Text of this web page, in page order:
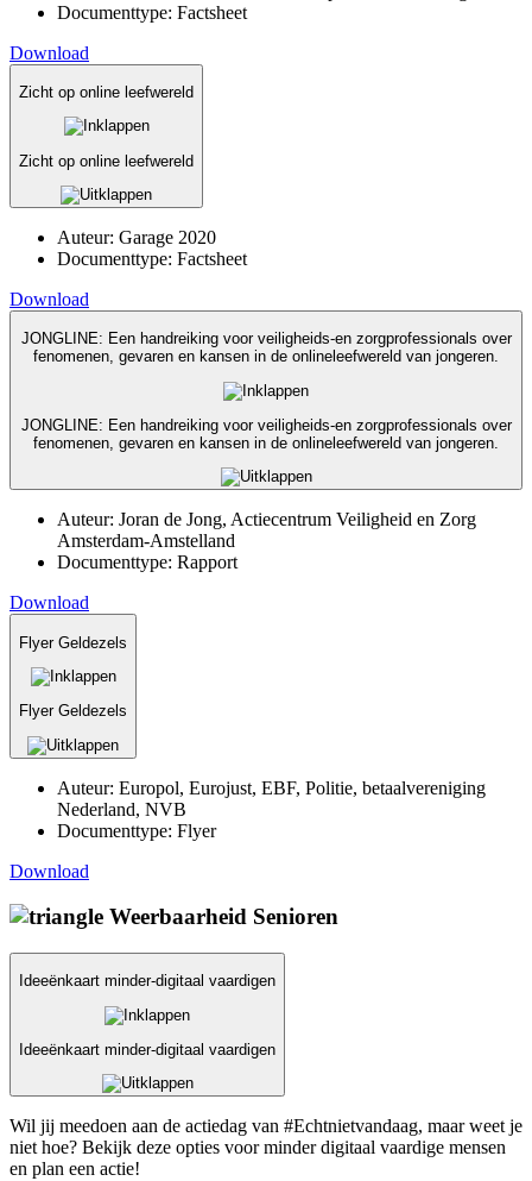
Documenttype: Factsheet
Download
Zicht op online leefwereld
Zicht op online leefwereld
Auteur: Garage 2020
Documenttype: Factsheet
Download
JONGLINE: Een handreiking voor veiligheids-en zorgprofessionals over
fenomenen, gevaren en kansen in de onlineleefwereld van jongeren.
JONGLINE: Een handreiking voor veiligheids-en zorgprofessionals over
fenomenen, gevaren en kansen in de onlineleefwereld van jongeren.
Auteur: Joran de Jong, Actiecentrum Veiligheid en Zorg
Amsterdam-Amstelland
Documenttype: Rapport
Download
Flyer Geldezels
Flyer Geldezels
Auteur: Europol, Eurojust, EBF, Politie, betaalvereniging
Nederland, NVB
Documenttype: Flyer
Download
Weerbaarheid Senioren
Ideeënkaart minder-digitaal vaardigen
Ideeënkaart minder-digitaal vaardigen
Wil jij meedoen aan de actiedag van #Echtnietvandaag, maar weet je
niet hoe? Bekijk deze opties voor minder digitaal vaardige mensen
en plan een actie!